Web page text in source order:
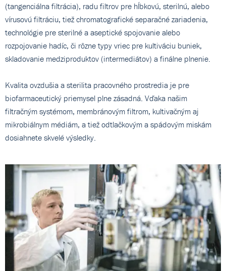
(tangenciálna filtrácia), radu filtrov pre hĺbkovú, sterilnú, alebo
vírusovú filtráciu, tiež chromatografické separačné zariadenia,
technológie pre sterilné a aseptické spojovanie alebo
rozpojovanie hadíc, či rôzne typy vriec pre kultiváciu buniek,
skladovanie medziproduktov (intermediátov) a finálne plnenie.
Kvalita ovzdušia a sterilita pracovného prostredia je pre
biofarmaceutický priemysel plne zásadná. Vďaka našim
filtračným systémom, membránovým filtrom, kultivačným aj
mikrobiálnym médiám, a tiež odtlačkovým a spádovým miskám
dosiahnete skvelé výsledky.